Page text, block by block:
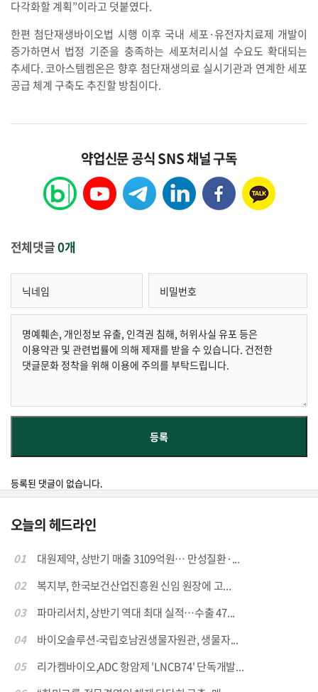
다각화할 계획”이라고 덧붙였다.
한편 첨단재생바이오법 시행 이후 국내 세포·유전자치료제 개발이
증가하면서 법정 기준을 충족하는 세포처리시설 수요도 확대되는
추세다. 코아스템켐온은 향후 첨단재생의료 실시기관과 연계한 세포
공급 체계 구축도 추진할 방침이다.
약업신문 공식 SNS 채널 구독
전체댓글0개
등록된 댓글이 없습니다.
오늘의 헤드라인
01
대원제약, 상반기 매출 3109억원… 만성질환·...
02
복지부, 한국보건산업진흥원 신임 원장에 고...
03
파마리서치, 상반기 역대 최대 실적…수출 47...
04
바이오솔루션-국립호남권생물자원관, 생물자...
05
리가켐바이오,ADC 항암제 'LNCB74' 단독개발...